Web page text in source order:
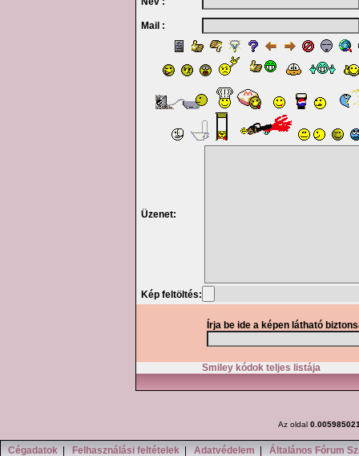
Mail :
Üzenet:
Kép feltöltés:
Írja be ide a képen látható
Smiley kódok teljes listája
Az oldal
Cégadatok Felhasználási feltételek Adatvédelem Általános Fórum